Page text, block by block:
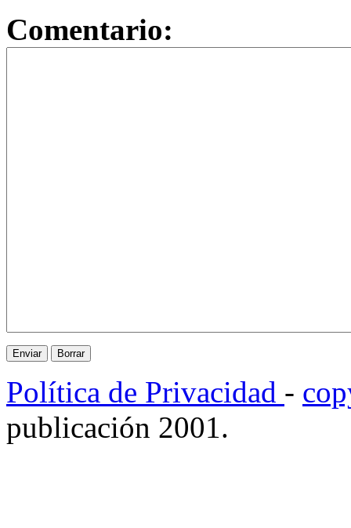
Comentario:
Política de Privacidad -
publicación 2001.